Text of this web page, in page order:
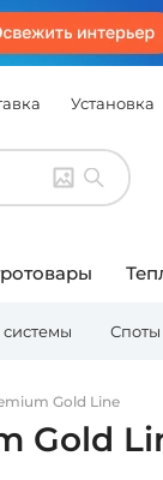
Установка
Споты
Gold Line
Gold